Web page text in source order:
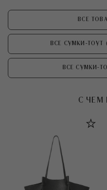
ВСЕ
ВСЕ СУМКИ-ТОУТ
ВСЕ СУМКИ-
С ЧЕМ